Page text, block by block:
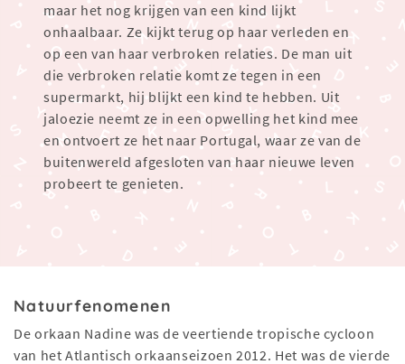
maar het nog krijgen van een kind lijkt
onhaalbaar. Ze kijkt terug op haar verleden en
op een van haar verbroken relaties. De man uit
die verbroken relatie komt ze tegen in een
supermarkt, hij blijkt een kind te hebben. Uit
jaloezie neemt ze in een opwelling het kind mee
en ontvoert ze het naar Portugal, waar ze van de
buitenwereld afgesloten van haar nieuwe leven
probeert te genieten.
Natuurfenomenen
De orkaan Nadine was de veertiende tropische cycloon
van het Atlantisch orkaanseizoen 2012. Het was de vierde